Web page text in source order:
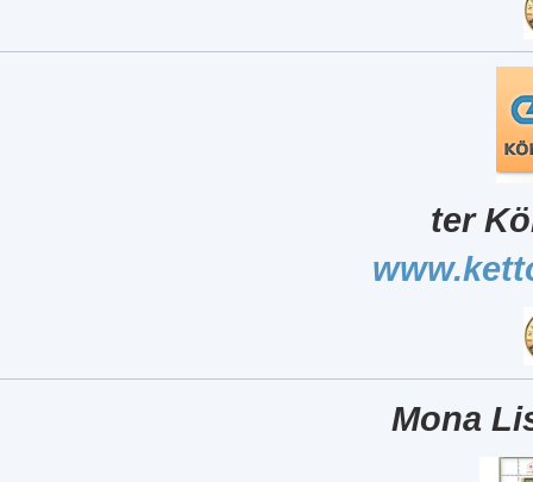
ter
Mona